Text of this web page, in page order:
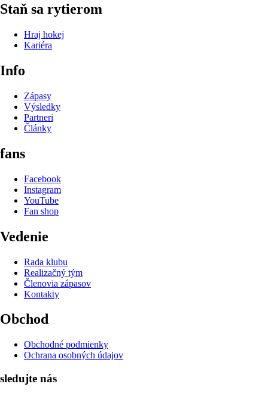
Staň sa rytierom
Hraj hokej
Kariéra
Info
Zápasy
Výsledky
Partneri
Články
fans
Facebook
Instagram
YouTube
Fan shop
Vedenie
Rada klubu
Realizačný tým
Členovia zápasov
Kontakty
Obchod
Obchodné podmienky
Ochrana osobných údajov
sledujte nás